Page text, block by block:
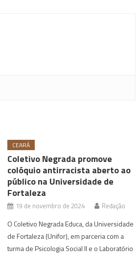
CEARÁ
Coletivo Negrada promove
colóquio antirracista aberto ao
público na Universidade de
Fortaleza
19 de novembro de 2024 Redação
O Coletivo Negrada Educa, da Universidade
de Fortaleza (Unifor), em parceria com a
turma de Psicologia Social II e o Laboratório